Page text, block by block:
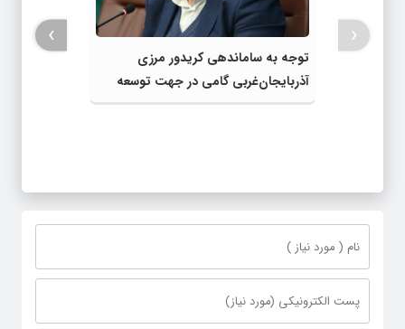
توجه به ساماندهی کریدور مرزی
آذربایجان‌غربی گامی در جهت توسعه
تراتزیت کشور
‹
›